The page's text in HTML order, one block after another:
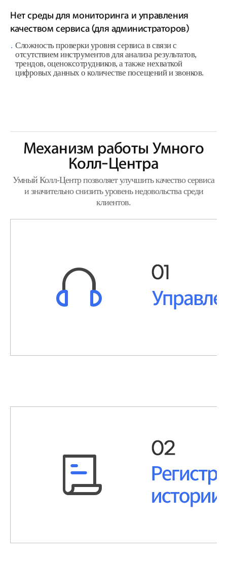
Нет среды для мониторинга и управления
качеством сервиса (для администраторов)
Сложность проверки уровня сервиса в связи с
отсутствием инструментов для анализа результатов,
трендов, оценоксотрудников, а также нехваткой
цифровых данных о количестве посещений и звонков.
Механизм работы Умного
Колл-Центра
Умный Колл-Центр позволяет улучшить качество сервиса
и значительно снизить уровень недовольства среди
клиентов.